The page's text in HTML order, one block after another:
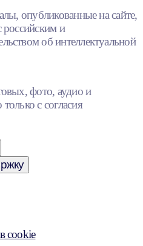
опубликованные на сайте,
российским и
об интеллектуальной
фото, аудио и
с согласия
cookie